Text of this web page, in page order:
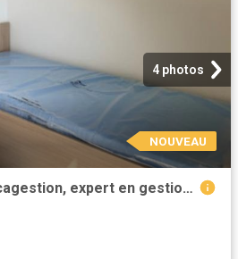
4 photos
NOUVEAU
T1 à Lyon à louer Locagestion, expert en gestion locative